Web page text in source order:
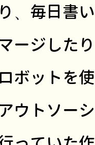
、毎日書
ージした
ボットを
ウトソー